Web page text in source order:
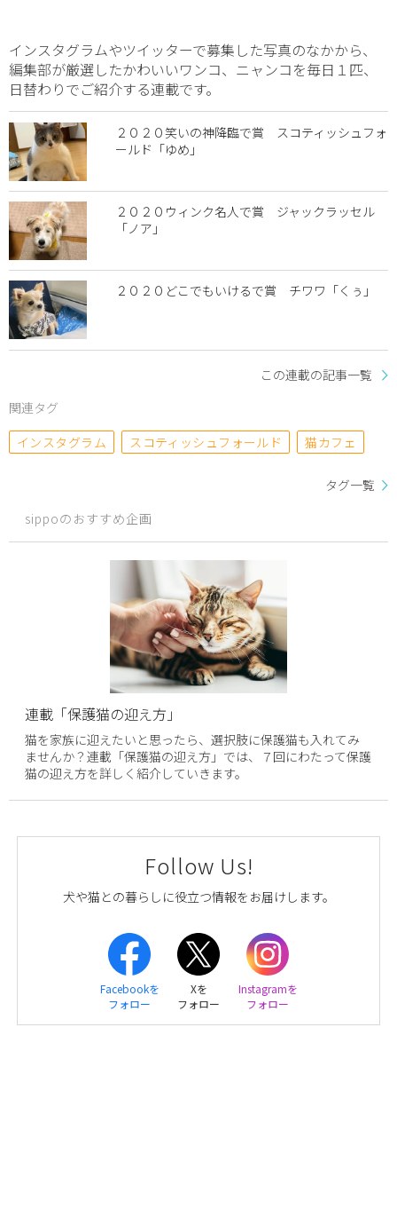
インスタグラムやツイッターで募集した写真のなかから、
編集部が厳選したかわいいワンコ、ニャンコを毎日１匹、
日替わりでご紹介する連載です。
２０２０笑いの神降臨で賞 スコティッシュフォ
ールド「ゆめ」
２０２０ウィンク名人で賞 ジャックラッセル
「ノア」
２０２０どこでもいけるで賞 チワワ「くぅ」
この連載の記事一覧
関連タグ
インスタグラム
スコティッシュフォールド 猫カフェ
タグ一覧
sippoのおすすめ企画
連載「保護猫の迎え方」
猫を家族に迎えたいと思ったら、選択肢に保護猫も入れてみ
ませんか？連載「保護猫の迎え方」では、７回にわたって保護
猫の迎え方を詳しく紹介していきます。
Follow Us!
犬や猫との暮らしに役立つ情報をお届けします。
Facebookを
フォロー
Xを
フォロー
Instagramを
フォロー